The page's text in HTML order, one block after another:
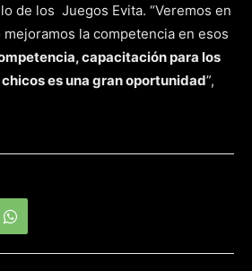
de los Juegos Evita. “Veremos en
la competencia en esos
capacitación para los
es una gran oportunidad”,